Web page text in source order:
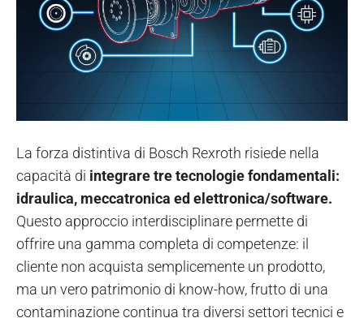
La forza distintiva di Bosch Rexroth risiede nella
capacità di integrare tre tecnologie fondamentali:
idraulica, meccatronica ed elettronica/software.
Questo approccio interdisciplinare permette di
offrire una gamma completa di competenze: il
cliente non acquista semplicemente un prodotto,
ma un vero patrimonio di know-how, frutto di una
contaminazione continua tra diversi settori tecnici e